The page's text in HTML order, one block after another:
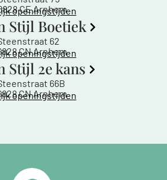
CE Arnhem
openingstijden
Stijl Boetiek
62
CN Arnhem
openingstijden
Stijl 2e kans
66B
CN Arnhem
openingstijden